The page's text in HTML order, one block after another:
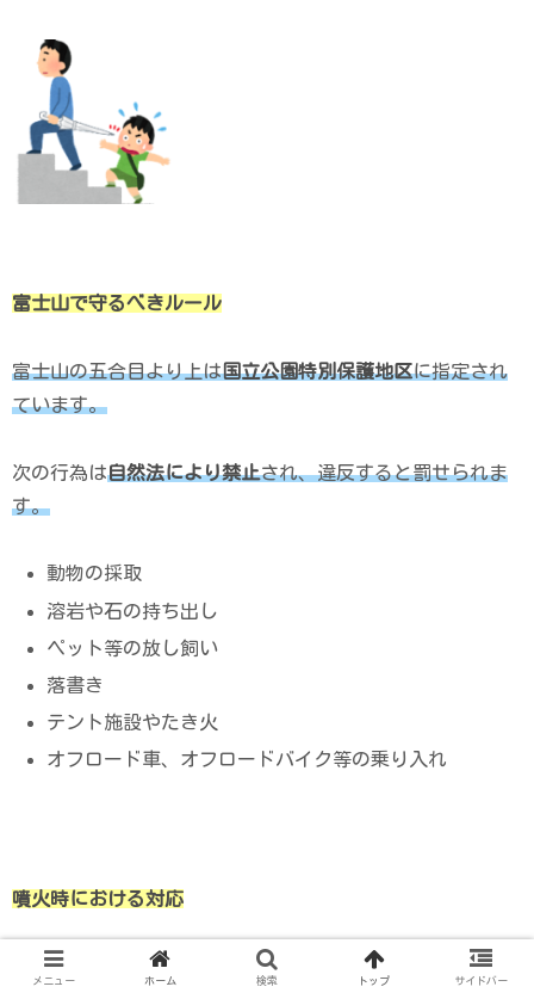
富士山で守るべきルール
富士山の五合目より上は国立公園特別保護地区に指定され
ています。
次の行為は自然法により禁止され、違反すると罰せられま
す。
動物の採取
溶岩や石の持ち出し
ペット等の放し飼い
落書き
テント施設やたき火
オフロード車、オフロードバイク等の乗り入れ
噴火時における対応
メニュー ホーム 検索 トップ サイドバー